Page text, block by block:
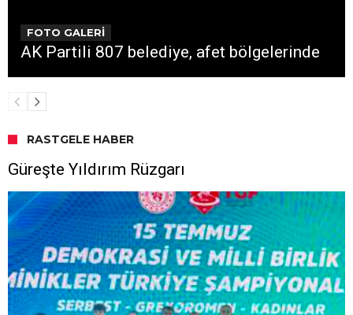
FOTO GALERİ
AK Partili 807 belediye, afet bölgelerinde
RASTGELE HABER
Güreşte Yıldırım Rüzgarı